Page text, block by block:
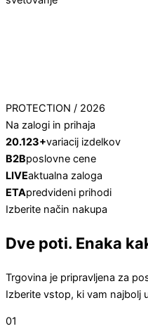
PROTECTION / 2026
Na zalogi in prihaja
20.123+variacij izdelkov
B2Bposlovne cene
LIVEaktualna zaloga
ETApredvideni prihodi
Izberite način nakupa
Dve poti. Enaka
Trgovina je pripravljena za
Izberite vstop, ki vam najbolj
01